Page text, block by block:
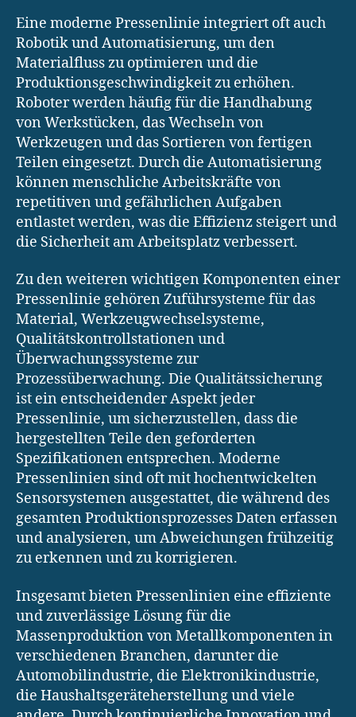
Eine moderne Pressenlinie integriert oft auch
Robotik und Automatisierung, um den
Materialfluss zu optimieren und die
Produktionsgeschwindigkeit zu erhöhen.
Roboter werden häufig für die Handhabung
von Werkstücken, das Wechseln von
Werkzeugen und das Sortieren von fertigen
Teilen eingesetzt. Durch die Automatisierung
können menschliche Arbeitskräfte von
repetitiven und gefährlichen Aufgaben
entlastet werden, was die Effizienz steigert und
die Sicherheit am Arbeitsplatz verbessert.
Zu den weiteren wichtigen Komponenten einer
Pressenlinie gehören Zuführsysteme für das
Material, Werkzeugwechselsysteme,
Qualitätskontrollstationen und
Überwachungssysteme zur
Prozessüberwachung. Die Qualitätssicherung
ist ein entscheidender Aspekt jeder
Pressenlinie, um sicherzustellen, dass die
hergestellten Teile den geforderten
Spezifikationen entsprechen. Moderne
Pressenlinien sind oft mit hochentwickelten
Sensorsystemen ausgestattet, die während des
gesamten Produktionsprozesses Daten erfassen
und analysieren, um Abweichungen frühzeitig
zu erkennen und zu korrigieren.
Insgesamt bieten Pressenlinien eine effiziente
und zuverlässige Lösung für die
Massenproduktion von Metallkomponenten in
verschiedenen Branchen, darunter die
Automobilindustrie, die Elektronikindustrie,
die Haushaltsgeräteherstellung und viele